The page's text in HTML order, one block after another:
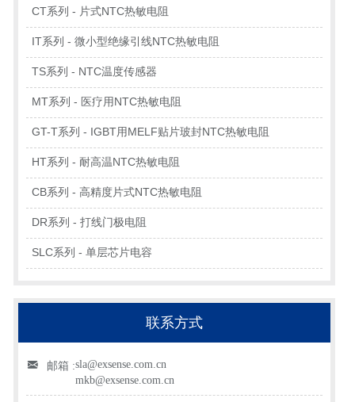
CT系列 - 片式NTC热敏电阻
IT系列 - 微小型绝缘引线NTC热敏电阻
TS系列 - NTC温度传感器
MT系列 - 医疗用NTC热敏电阻
GT-T系列 - IGBT用MELF贴片玻封NTC热敏电阻
HT系列 - 耐高温NTC热敏电阻
CB系列 - 高精度片式NTC热敏电阻
DR系列 - 打线门极电阻
SLC系列 - 单层芯片电容
联系方式
邮箱 :sla@exsense.com.cn
mkb@exsense.com.cn